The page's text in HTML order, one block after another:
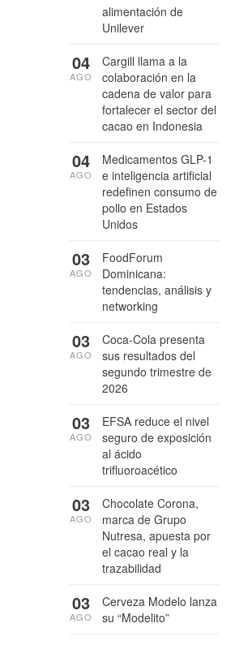
alimentación de
Unilever
Cargill llama a la
colaboración en la
cadena de valor para
fortalecer el sector del
cacao en Indonesia
04
AGO
Medicamentos GLP-1
e inteligencia artificial
redefinen consumo de
pollo en Estados
Unidos
04
AGO
FoodForum
Dominicana:
tendencias, análisis y
networking
03
AGO
Coca-Cola presenta
sus resultados del
segundo trimestre de
2026
03
AGO
EFSA reduce el nivel
seguro de exposición
al ácido
trifluoroacético
03
AGO
Chocolate Corona,
marca de Grupo
Nutresa, apuesta por
el cacao real y la
trazabilidad
03
AGO
Cerveza Modelo lanza
su “Modelito”
03
AGO